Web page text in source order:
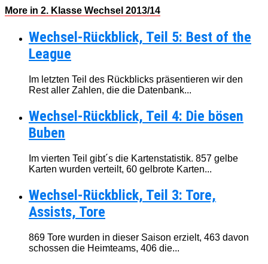
More in 2. Klasse Wechsel 2013/14
Wechsel-Rückblick, Teil 5: Best of the
League
Im letzten Teil des Rückblicks präsentieren wir den
Rest aller Zahlen, die die Datenbank...
Wechsel-Rückblick, Teil 4: Die bösen
Buben
Im vierten Teil gibt´s die Kartenstatistik. 857 gelbe
Karten wurden verteilt, 60 gelbrote Karten...
Wechsel-Rückblick, Teil 3: Tore,
Assists, Tore
869 Tore wurden in dieser Saison erzielt, 463 davon
schossen die Heimteams, 406 die...